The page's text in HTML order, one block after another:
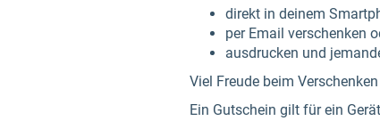
direkt in deinem
per Email verschenken
ausdrucken und
Viel Freude beim
Ein Gutschein gilt für ein